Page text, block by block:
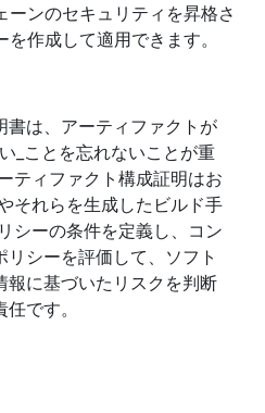
ーンのセキュリティを昇格さ
作成して適用できます。
書は、アーティファクトが
_ことを忘れないことが重
ティファクト構成証明はお
それらを生成したビルド手
シーの条件を定義し、コン
シーを評価して、ソフト
報に基づいたリスクを判断
です。